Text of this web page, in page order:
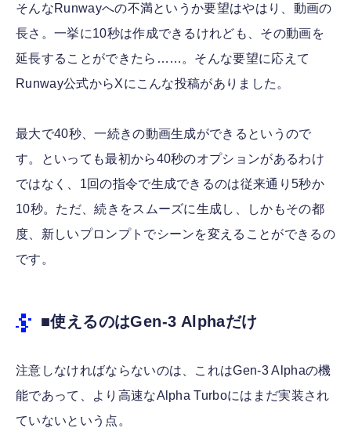
そんなRunwayへの不満というか要望はやはり、動画の
長さ。一挙に10秒は作成できるけれども、その動画を
延長することができたら……。そんな要望に応えて
Runway公式からXにこんな投稿がありました。
最大で40秒、一続きの動画生成ができるというので
す。といっても最初から40秒のオプションがあるわけ
ではなく、1回の指令で生成できるのは従来通り5秒か
10秒。ただ、続きをスムーズに生成し、しかもその都
度、新しいプロンプトでシーンを変えることができるの
です。
■使えるのはGen-3 Alphaだけ
注意しなければならないのは、これはGen-3 Alphaの機
能であって、より高速なAlpha Turboにはまだ実装され
ていないという点。